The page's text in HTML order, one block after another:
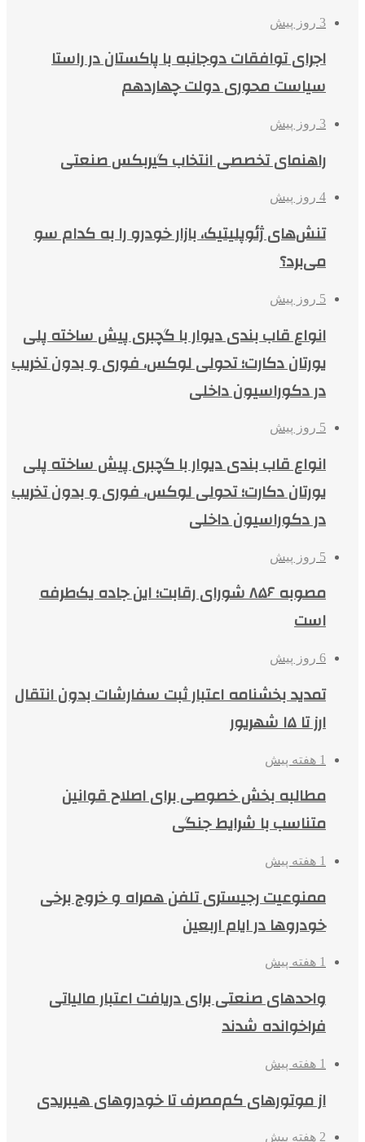
3 روز پیش
اجرای توافقات دوجانبه با پاکستان در راستا
سیاست محوری دولت چهاردهم
3 روز پیش
راهنمای تخصصی انتخاب گیربکس صنعتی
4 روز پیش
تنش‌های ژئوپلیتیک، بازار خودرو را به کدام سو
می‌برد؟
5 روز پیش
انواع قاب بندی دیوار با گچبری پیش ساخته پلی
یورتان دکارت؛ تحولی لوکس، فوری و بدون تخریب
در دکوراسیون داخلی
5 روز پیش
انواع قاب بندی دیوار با گچبری پیش ساخته پلی
یورتان دکارت؛ تحولی لوکس، فوری و بدون تخریب
در دکوراسیون داخلی
5 روز پیش
مصوبه ۸۵۶ شورای رقابت؛ این جاده یک‌طرفه
است
6 روز پیش
تمدید بخشنامه اعتبار ثبت سفارشات بدون انتقال
ارز تا ۱۵ شهریور
1 هفته پیش
مطالبه بخش خصوصی برای اصلاح قوانین
متناسب با شرایط جنگی
1 هفته پیش
ممنوعیت رجیستری تلفن همراه و خروج برخی
خودروها در ایام اربعین
1 هفته پیش
واحدهای صنعتی برای دریافت اعتبار مالیاتی
فراخوانده شدند
1 هفته پیش
از موتورهای کم‌مصرف تا خودروهای هیبریدی
2 هفته پیش